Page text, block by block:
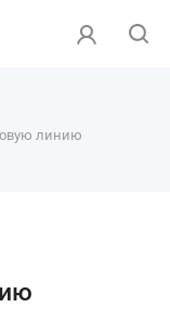
линию